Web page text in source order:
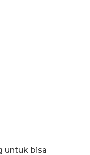
untuk bisa